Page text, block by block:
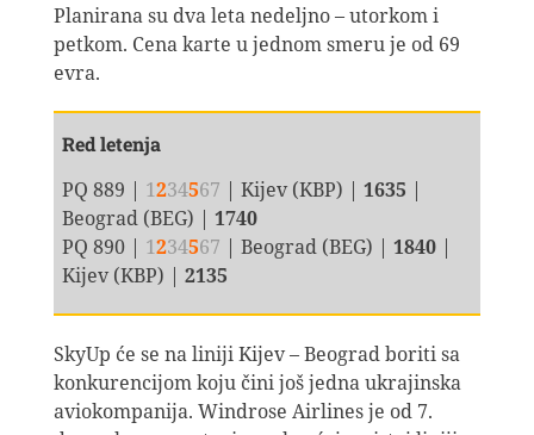
Planirana su dva leta nedeljno – utorkom i
petkom. Cena karte u jednom smeru je od 69
evra.
Red letenja
PQ 889 | 1234567 | Kijev (KBP) |1635 |
Beograd (BEG) |1740
PQ 890 | 1234567 | Beograd (BEG) |1840 |
Kijev (KBP) |2135
SkyUp će se na liniji Kijev – Beograd boriti sa
konkurencijom koju čini još jedna ukrajinska
aviokompanija. Windrose Airlines je od 7.